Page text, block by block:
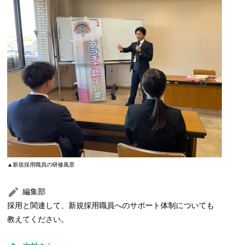
▲新規採用職員の研修風景
編集部
採用と関連して、新規採用職員へのサポート体制についても
教えてください。